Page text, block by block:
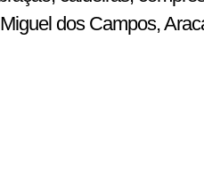
dos Campos,